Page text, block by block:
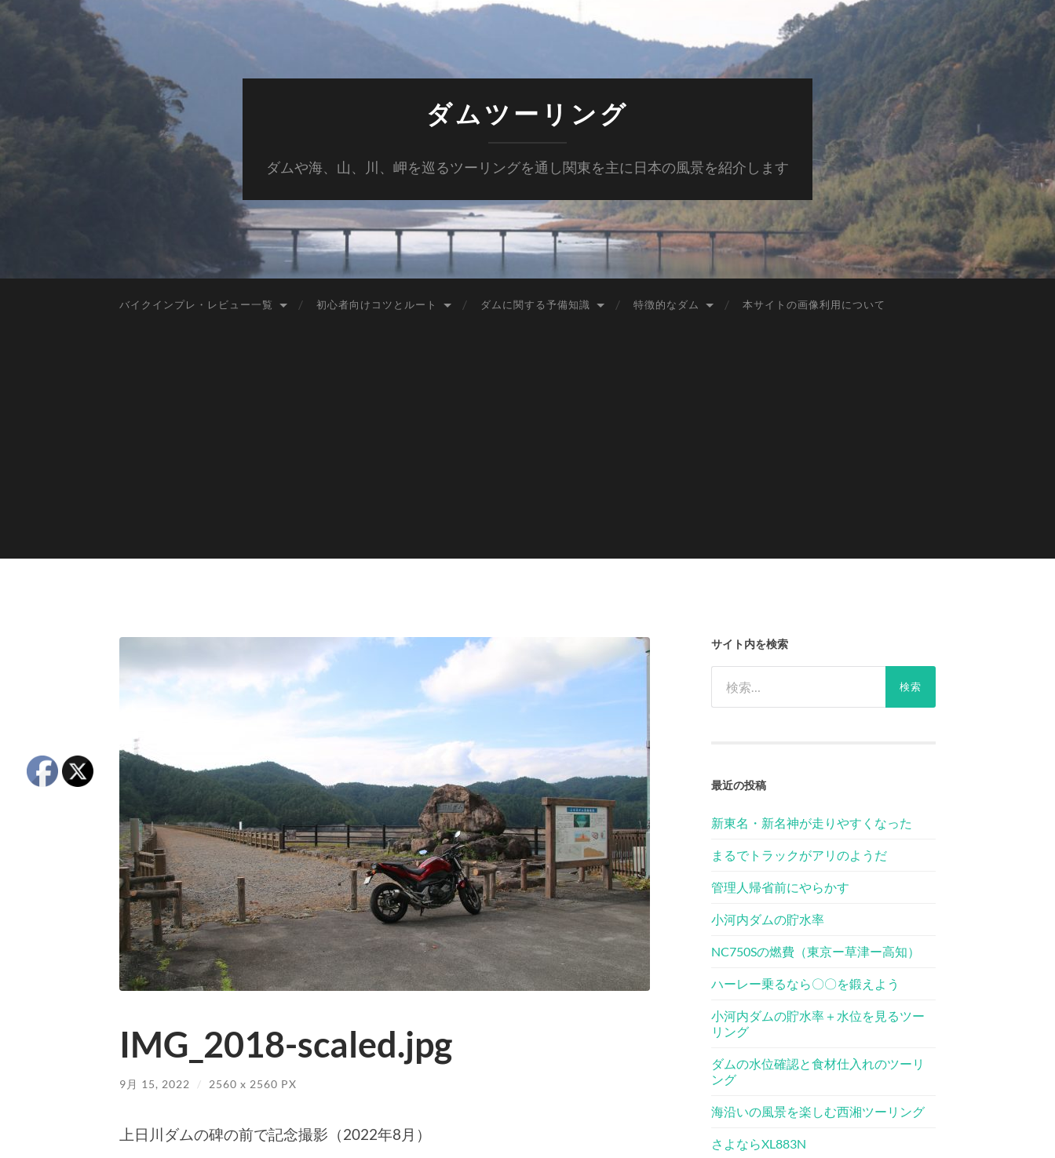
ダムツーリング
ダムや海、山、川、岬を巡るツーリングを通し関東を主に日本の風景を紹介します
バイクインプレ・レビュー一覧 初心者向けコツとルート ダムに関する予備知識 特徴的なダム 本サイトの画像利用について
IMG_2018-scaled.jpg
9月 15, 2022 / 2560 x 2560 PX
上日川ダムの碑の前で記念撮影（2022年8月）
サイト内を検索
最近の投稿
新東名・新名神が走りやすくなった
まるでトラックがアリのようだ
管理人帰省前にやらかす
小河内ダムの貯水率
NC750Sの燃費（東京ー草津ー高知）
ハーレー乗るなら〇〇を鍛えよう
小河内ダムの貯水率＋水位を見るツー
リング
ダムの水位確認と食材仕入れのツーリ
ング
海沿いの風景を楽しむ西湘ツーリング
さよならXL883N